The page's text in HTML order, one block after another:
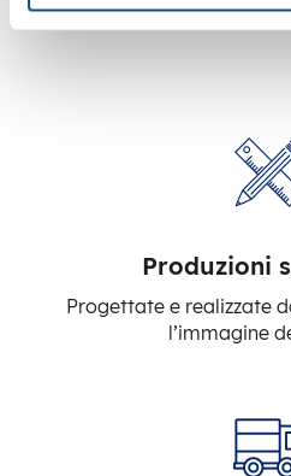
Produzioni
Progettate e realizzate
l’immagine